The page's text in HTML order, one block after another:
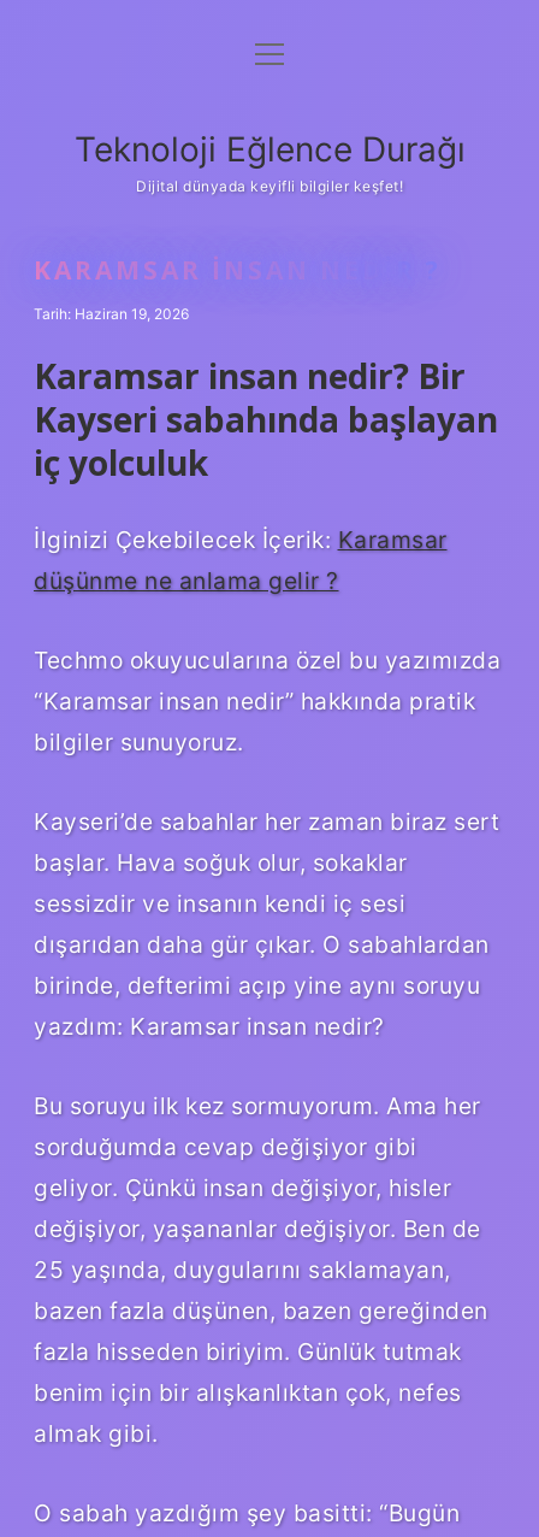
Anasayfa
Yasal Uyarı
menüyü
Teknoloji Eğlence Durağı
Dijital dünyada keyifli bilgiler keşfet!
KARAMSAR INSAN NEDIR ?
Tarih: Haziran 19, 2026
Karamsar insan nedir? Bir
Kayseri sabahında başlayan
iç yolculuk
İlginizi Çekebilecek İçerik: Karamsar
düşünme ne anlama gelir ?
Techmo okuyucularına özel bu yazımızda
“Karamsar insan nedir” hakkında pratik
bilgiler sunuyoruz.
Kayseri’de sabahlar her zaman biraz sert
başlar. Hava soğuk olur, sokaklar
sessizdir ve insanın kendi iç sesi
dışarıdan daha gür çıkar. O sabahlardan
birinde, defterimi açıp yine aynı soruyu
yazdım: Karamsar insan nedir?
Bu soruyu ilk kez sormuyorum. Ama her
sorduğumda cevap değişiyor gibi
geliyor. Çünkü insan değişiyor, hisler
değişiyor, yaşananlar değişiyor. Ben de
25 yaşında, duygularını saklamayan,
bazen fazla düşünen, bazen gereğinden
fazla hisseden biriyim. Günlük tutmak
benim için bir alışkanlıktan çok, nefes
almak gibi.
O sabah yazdığım şey basitti: “Bugün